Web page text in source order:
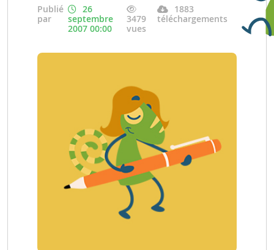
Publié
par
26
septembre
2007 00:00
3479
vues
1883
téléchargements